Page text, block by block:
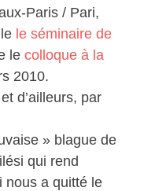
Paris / Pari,
le séminaire de
lecolloque à la
2010.
d’ailleurs, par
» blague de
qui rend
nous a quitté le